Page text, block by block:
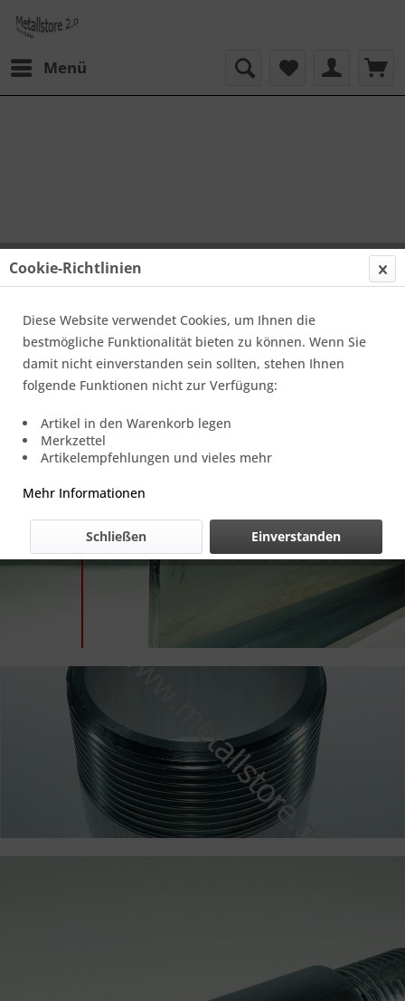
Menü
Cookie-Richtlinien
Diese Website verwendet Cookies, um Ihnen die
bestmögliche Funktionalität bieten zu können. Wenn Sie
damit nicht einverstanden sein sollten, stehen Ihnen
folgende Funktionen nicht zur Verfügung:
Artikel in den Warenkorb legen
Merkzettel
Artikelempfehlungen und vieles mehr
Mehr Informationen
Einverstanden
Schließen